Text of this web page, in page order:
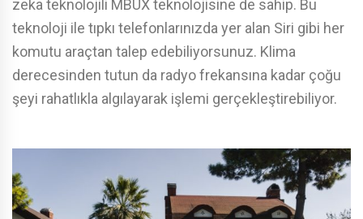
zeka teknolojili MBUX teknolojisine de sahip. Bu
teknoloji ile tıpkı telefonlarınızda yer alan Siri gibi her
komutu araçtan talep edebiliyorsunuz. Klima
derecesinden tutun da radyo frekansına kadar çoğu
şeyi rahatlıkla algılayarak işlemi gerçekleştirebiliyor.